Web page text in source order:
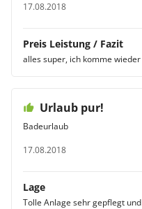
17.08.2018
Preis Leistung / Fazit
alles super, ich komme wieder
Urlaub pur!
Badeurlaub
17.08.2018
Lage
Tolle Anlage sehr gepflegt